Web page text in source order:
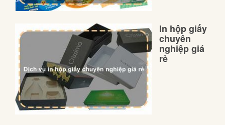
In hộp giấy
chuyên
nghiệp giá
rẻ